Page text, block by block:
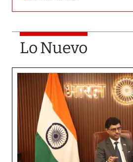
Lo Nuevo